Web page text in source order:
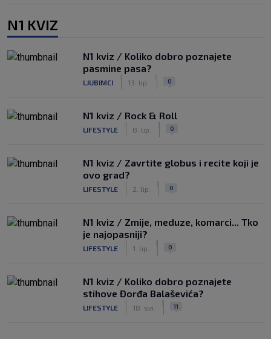
N1 KVIZ
N1 kviz / Koliko dobro poznajete
pasmine pasa?
LJUBIMCI 13. lip. 0
N1 kviz / Rock & Roll
LIFESTYLE 8. lip. 0
N1 kviz / Zavrtite globus i recite koji je
ovo grad?
LIFESTYLE 2. lip. 0
N1 kviz / Zmije, meduze, komarci... Tko
je najopasniji?
LIFESTYLE 1. lip. 0
N1 kviz / Koliko dobro poznajete
stihove Đorđa Balaševića?
LIFESTYLE 18. svi. 11